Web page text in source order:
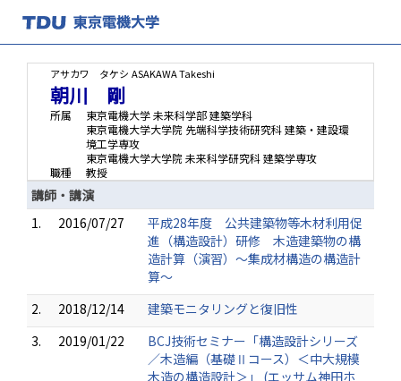
アサカワ タケシ ASAKAWA Takeshi
朝川 剛
所属
東京電機大学 未来科学部 建築学科
東京電機大学大学院 先端科学技術研究科 建築・建設環
境工学専攻
東京電機大学大学院 未来科学研究科 建築学専攻
職種
教授
講師・講演
1.
2016/07/27
平成28年度 公共建築物等木材利用促
進（構造設計）研修 木造建築物の構
造計算（演習）～集成材構造の構造計
算～
2.
2018/12/14
建築モニタリングと復旧性
3.
2019/01/22
BCJ技術セミナー「構造設計シリーズ
／木造編（基礎Ⅱコース）＜中大規模
木造の構造設計＞」 (エッサム神田ホ